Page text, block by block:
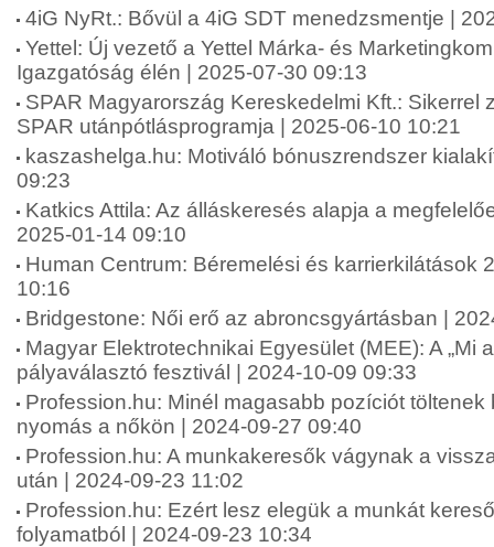
4iG NyRt.: Bővül a 4iG SDT menedzsmentje |
Yettel: Új vezető a Yettel Márka- és
Igazgatóság élén | 2025-07-30 09:13
SPAR Magyarország Kereskedelmi Kft.: Sikerrel
SPAR utánpótlásprogramja | 2025-06-10 10:21
kaszashelga.hu: Motiváló bónuszrendszer
09:23
Katkics Attila: Az álláskeresés alapja a
2025-01-14 09:10
Human Centrum: Béremelési és karrierkilátások
10:16
Bridgestone: Női erő az abroncsgyártásban |
Magyar Elektrotechnikai Egyesület (MEE): A „Mi
pályaválasztó fesztivál | 2024-10-09 09:33
Profession.hu: Minél magasabb pozíciót
nyomás a nőkön | 2024-09-27 09:40
Profession.hu: A munkakeresők vágynak a
után | 2024-09-23 11:02
Profession.hu: Ezért lesz elegük a munkát
folyamatból | 2024-09-23 10:34